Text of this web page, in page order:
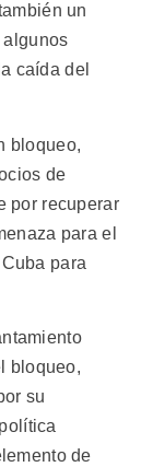
un
algunos
caída del
bloqueo,
de
por recuperar
para el
para
bloqueo,
su
de